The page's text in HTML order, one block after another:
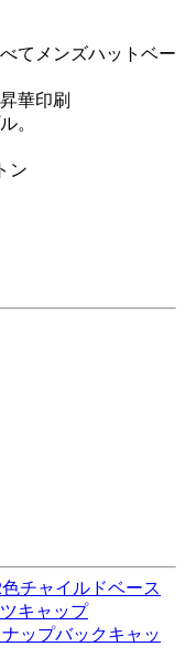
てメンズハットベー
華印刷
。
ン
チャイルドベース
キャップ
ップバックキャッ